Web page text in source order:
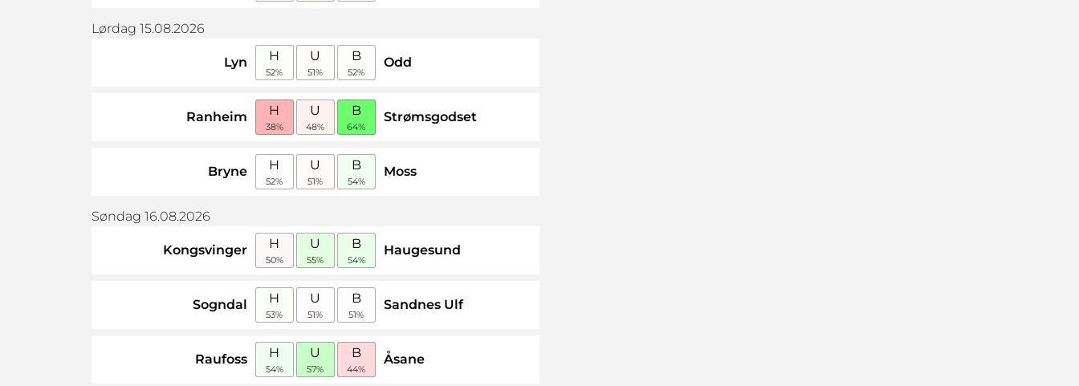
Lørdag 15.08.2026
Lyn H
52%
U
51%
B
52%
Odd
Ranheim H
38%
U
48%
B
64%
Strømsgodset
Bryne H
52%
U
51%
B
54%
Moss
Søndag 16.08.2026
Kongsvinger H
50%
U
55%
B
54%
Haugesund
Sogndal H
53%
U
51%
B
51%
Sandnes Ulf
Raufoss H
54%
U
57%
B
44%
Åsane